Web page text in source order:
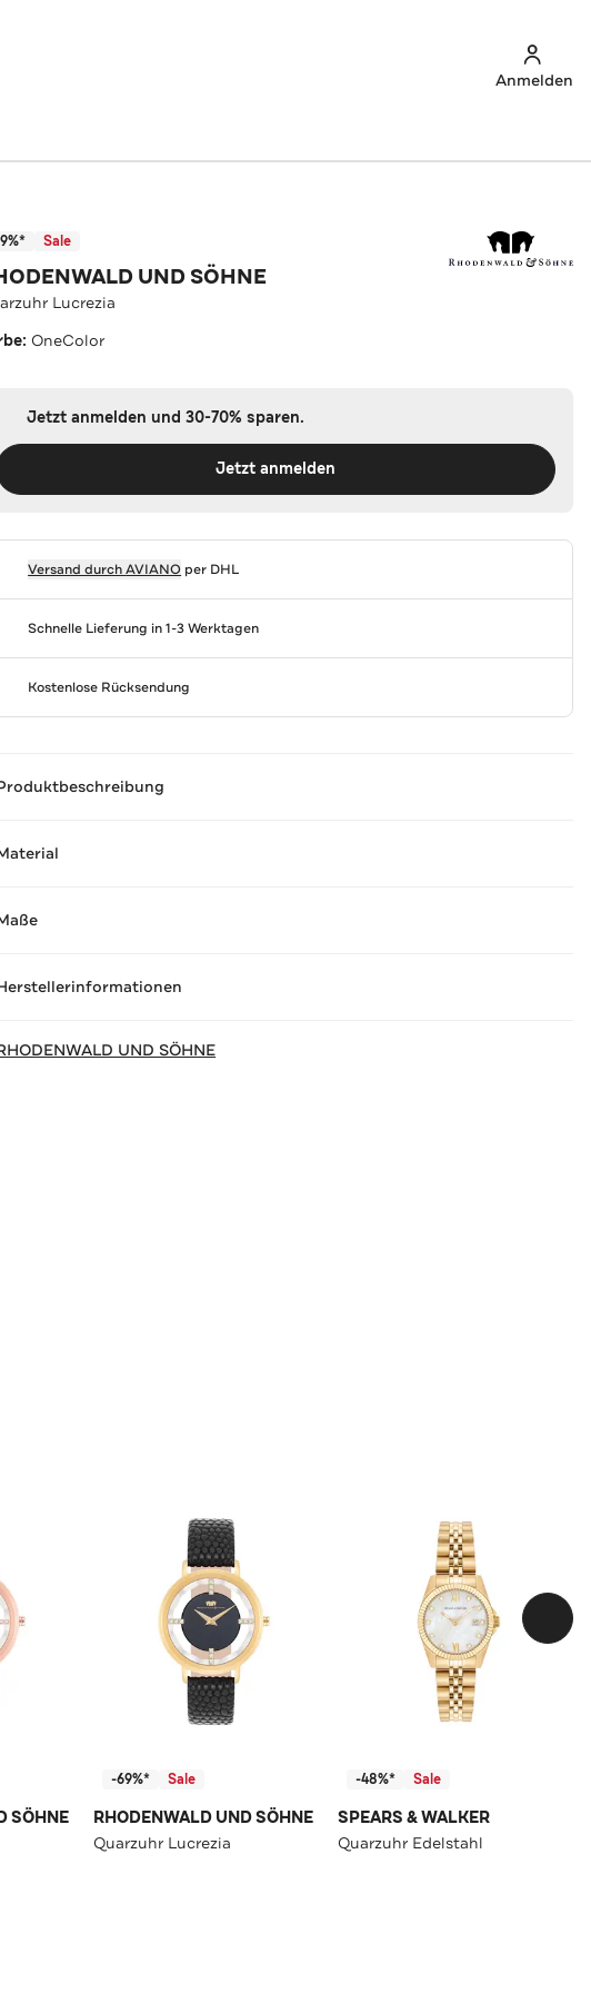
Anmelden
Sale
UND SÖHNE
Lucrezia
OneColor
Jetzt anmelden und 30-70% sparen.
Jetzt anmelden
Versand durchAVIANO per DHL
Schnelle Lieferung in 1-3 Werktagen
Kostenlose Rücksendung
UND SÖHNE
SÖHNE
-69%* Sale
RHODENWALD UND SÖHNE
Quarzuhr Lucrezia
-48%* Sale
SPEARS & WALKER
Quarzuhr Edelstahl